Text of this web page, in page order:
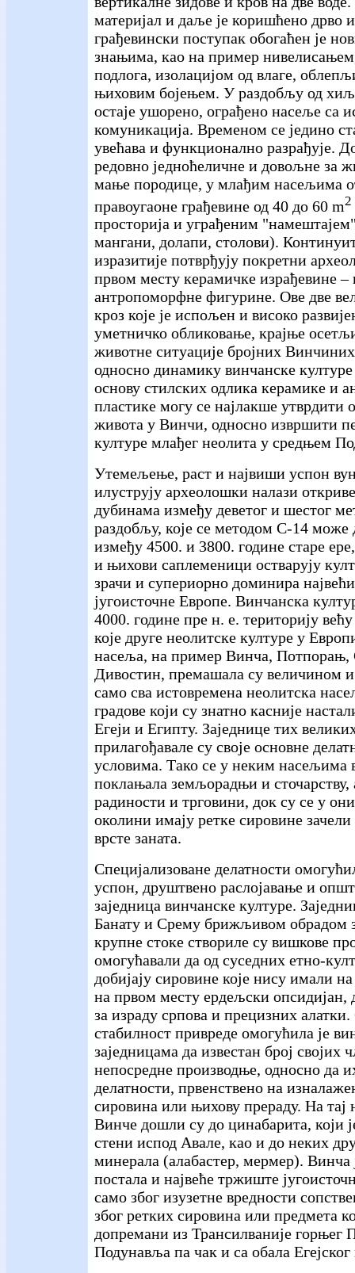
материјал и даље је коришћено дрво
грађевински поступак обогаћен је
знањима, као на пример
подлога, изолацијом од влаге,
њиховим бојењем. У раздобљу од
остаје ушорено, ограђено насеље са
комуникација. Временом се једино
увећава и функционално разрађује.
редовно једноћеличне и довољне за
мање породице, у млађим насељима
правоугаоне грађевине од 40 до 60 m2
просторија и уграђеним
мангани, долапи, столови).
изразитије потврђују покретни
првом месту керамичке израђевине –
антропоморфне фигурине. Ове две
кроз које је испољен и високо
уметничко обликовање, крајње
животне ситуације бројних Винчиних
односно динамику винчанске
основу стилских одлика керамике и
пластике могу се најлакше утврдити
живота у Винчи, односно извршити
културе млађег неолита у средњем
Утемељење, раст и највиши успон
илуструју археолошки налази
дубинама између деветог и шестог
раздобљу, које се методом С-14 може
између 4500. и 3800. године старе
и њихови саплеменици остварују
зрачи и супериорно доминира
југоисточне Европе. Винчанска
4000. године пре н. е. територију
које друге неолитске културе у
насеља, на пример Винча, Потпорањ,
Дивостин, премашала су величином
само сва истовремена неолитска
градове који су знатно касније
Егеји и Египту. Заједнице тих
прилагођавале су своје основне
условима. Тако се у неким насељима
поклањала земљорадњи и сточарству,
радиности и трговини, док су се у
околини имају ретке сировине зачели
врсте заната.
Специјализоване делатности
успон, друштвено раслојавање и
заједница винчанске културе.
Банату и Срему брижљивом обрадом
крупне стоке створиле су вишкове
омогућавали да од суседних етно-
добијају сировине које нису имали на
на првом месту ердељски опсидијан,
за израду српова и прецизних
стабилност привреде омогућила је
заједницама да известан број својих
непосредне производње, односно да
делатности, првенствено на
сировина или њихову прераду. На тај
Винче дошли су до цинабарита, који
стени испод Авале, као и до неких
минерала (алабастер, мермер). Винча
постала и највеће тржиште
само због изузетне вредности
због ретких сировина или предмета
допремани из Трансилваније горњег
Подунавља па чак и са обала